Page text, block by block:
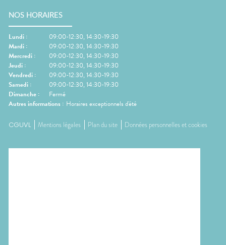
NOS HORAIRES
Lundi :
09:00-12:30, 14:30-19:30
Mardi :
09:00-12:30, 14:30-19:30
Mercredi :
09:00-12:30, 14:30-19:30
Jeudi :
09:00-12:30, 14:30-19:30
Vendredi :
09:00-12:30, 14:30-19:30
Samedi :
09:00-12:30, 14:30-19:30
Dimanche :
Fermé
Autres informations : Horaires exceptionnels d'été
CGUVL Mentions légales Plan du site Données personnelles et cookies